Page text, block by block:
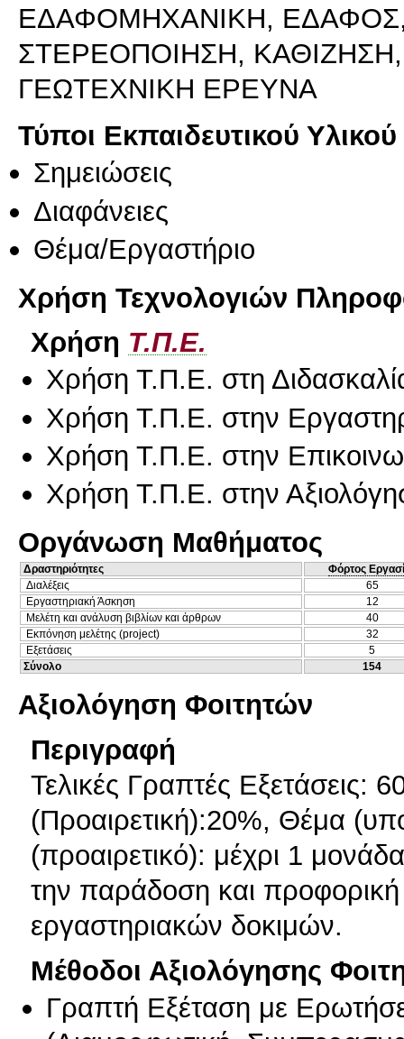
ΕΔΑΦΟΜΗΧΑΝΙΚΗ,
ΣΤΕΡΕΟΠOΙΗΣΗ,
ΓΕΩΤΕΧΝΙΚΗ ΕΡΕΥΝΑ
Τύποι Εκπαιδευτικού Υλικού
Σημειώσεις
Διαφάνειες
Θέμα/Εργαστήριο
Χρήση Τεχνολογιών
Χρήση Τ.Π.Ε.
Χρήση Τ.Π.Ε. στη
Χρήση Τ.Π.Ε. στην
Χρήση Τ.Π.Ε. στην
Χρήση Τ.Π.Ε. στην
Οργάνωση Μαθήματος
Δραστηριότητες
Φόρτος
Διαλέξεις
65
Εργαστηριακή Άσκηση
12
Μελέτη και ανάλυση βιβλίων και άρθρων
40
Εκπόνηση μελέτης (project)
32
Εξετάσεις
5
Σύνολο
154
Αξιολόγηση Φοιτητών
Περιγραφή
Τελικές Γραπτές Εξετάσεις:
(Προαιρετική):20%, Θέμα
(προαιρετικό): μέχρι 1
την παράδοση και
εργαστηριακών δοκιμών.
Μέθοδοι Αξιολόγησης
Γραπτή Εξέταση με